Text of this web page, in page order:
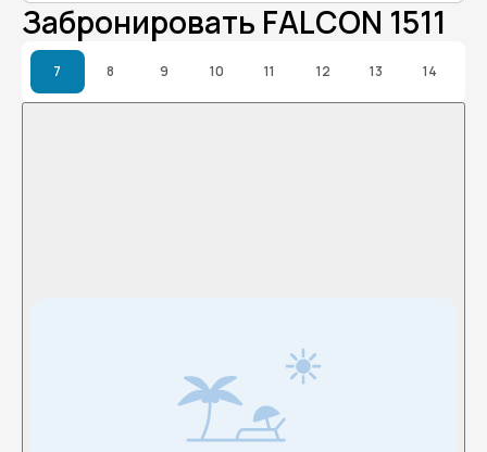
Забронировать FALCON 1511
7 8 9 10 11 12 13 14